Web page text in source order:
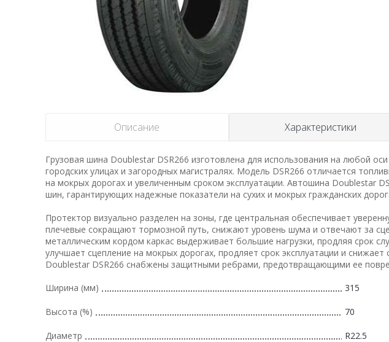
Описание Характеристики
Грузовая шина Doublestar DSR266 изготовлена для использования на любой
городских улицах и загородных магистралях. Модель DSR266 отличается
на мокрых дорогах и увеличенным сроком эксплуатации. Автошина Doublestar
шин, гарантирующих надежные показатели на сухих и мокрых гражданских
Протектор визуально разделен на зоны, где центральная обеспечивает
плечевые сокращают тормозной путь, снижают уровень шума и отвечают за
металлическим кордом каркас выдерживает большие нагрузки, продляя срок
улучшает сцепление на мокрых дорогах, продляет срок эксплуатации и
Doublestar DSR266 снабжены защитными ребрами, предотвращающими ее
Ширина (мм)
315
Высота (%) 70
Диаметр R22.5